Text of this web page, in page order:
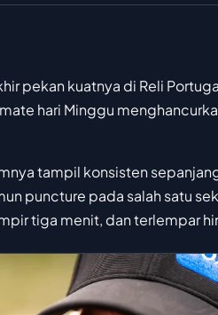
pekan kuatnya di Reli
hari Minggu
tampil konsisten
puncture pada salah satu
tiga menit, dan terlempar